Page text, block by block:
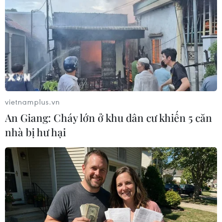
xe tận nhà người dân
26/04/2016 08:07
Tổng Công ty Bưu điện Việt Nam đã triển khai dịch vụ
tiếp nhận cấp đổi hồ sơ và trả kết quả giấy phép lái xe
đến tận tay người dân.
vietnamplus.vn
An Giang: Cháy lớn ở khu dân cư khiến 5 căn
nhà bị hư hại